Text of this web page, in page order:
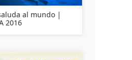
al mundo |
2016